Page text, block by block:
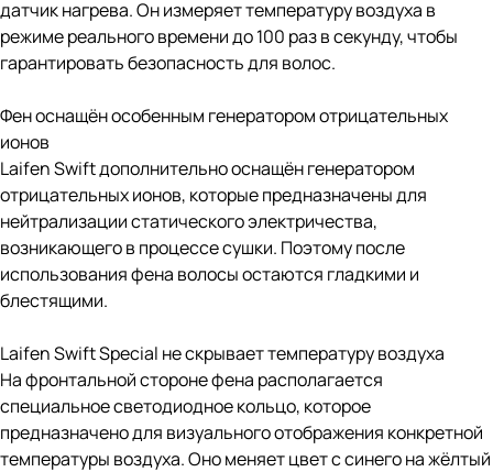
датчик нагрева. Он измеряет температуру воздуха в
режиме реального времени до 100 раз в секунду, чтобы
гарантировать безопасность для волос.
Фен оснащён особенным генератором отрицательных
ионов
Laifen Swift дополнительно оснащён генератором
отрицательных ионов, которые предназначены для
нейтрализации статического электричества,
возникающего в процессе сушки. Поэтому после
использования фена волосы остаются гладкими и
блестящими.
Laifen Swift Special не скрывает температуру воздуха
На фронтальной стороне фена располагается
специальное светодиодное кольцо, которое
предназначено для визуального отображения конкретной
температуры воздуха. Оно меняет цвет с синего на жёлтый